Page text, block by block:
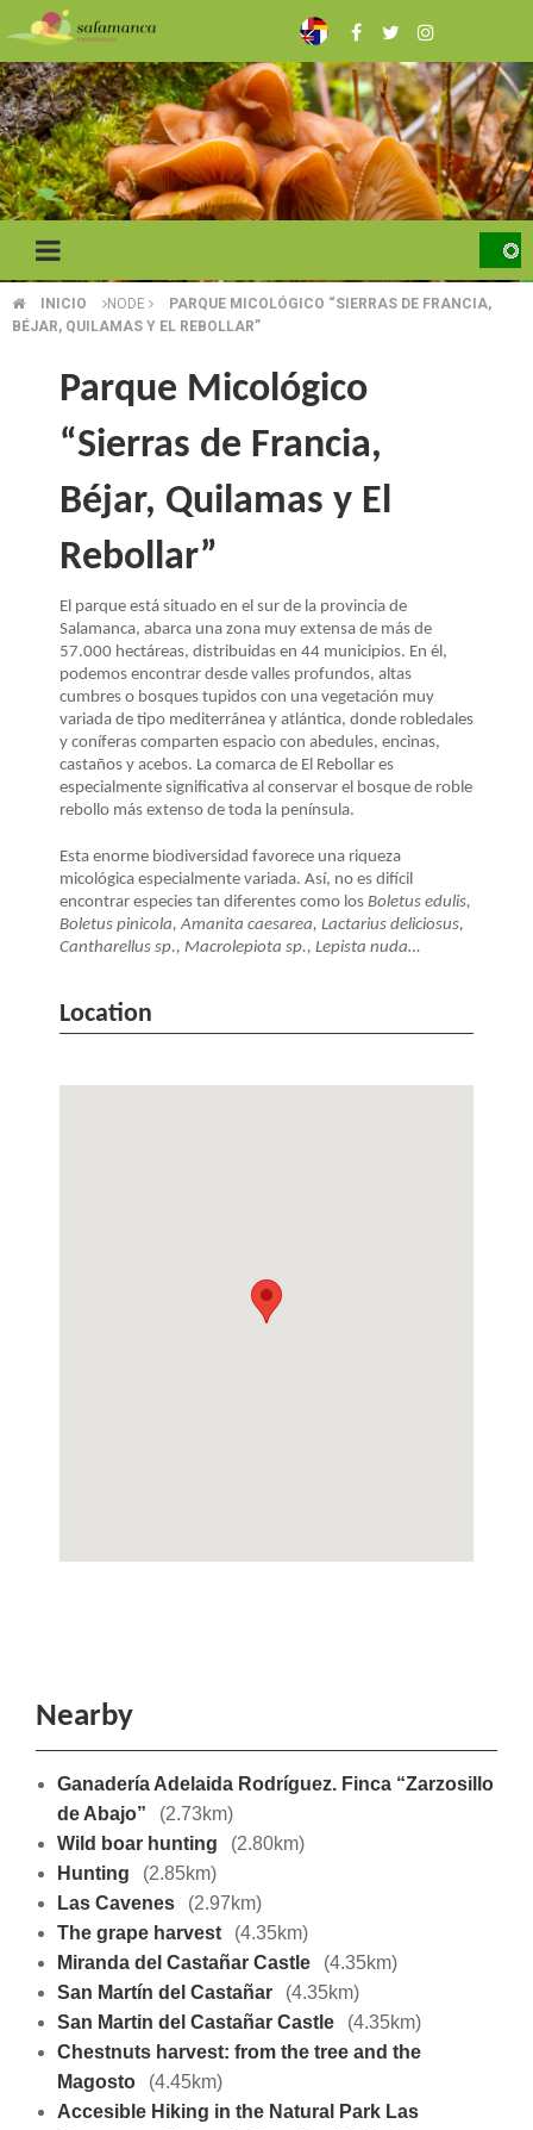
to
main
content
BREADCRUMB
INICIO NODE
PARQUE MICOLÓGICO “SIERRAS DE FRANCIA,
BÉJAR, QUILAMAS Y EL REBOLLAR”
Parque Micológico
“Sierras de Francia,
Béjar, Quilamas y El
Rebollar”
El parque está situado en el sur de la provincia de
Salamanca, abarca una zona muy extensa de más de
57.000 hectáreas, distribuidas en 44 municipios. En él,
podemos encontrar desde valles profundos, altas
cumbres o bosques tupidos con una vegetación muy
variada de tipo mediterránea y atlántica, donde robledales
y coníferas comparten espacio con abedules, encinas,
castaños y acebos. La comarca de El Rebollar es
especialmente significativa al conservar el bosque de roble
rebollo más extenso de toda la península.
Esta enorme biodiversidad favorece una riqueza
micológica especialmente variada. Así, no es difícil
encontrar especies tan diferentes como los Boletus edulis,
Boletus pinicola, Amanita caesarea, Lactarius deliciosus,
Cantharellus sp., Macrolepiota sp., Lepista nuda…
Location
Nearby
Ganadería Adelaida Rodríguez. Finca “Zarzosillo
de Abajo”
(2.73km)
Wild boar hunting
(2.80km)
Hunting
(2.85km)
Las Cavenes
(2.97km)
The grape harvest
(4.35km)
Miranda del Castañar Castle
(4.35km)
San Martín del Castañar
(4.35km)
San Martin del Castañar Castle
(4.35km)
Chestnuts harvest: from the tree and the
Magosto
(4.45km)
Accesible Hiking in the Natural Park Las